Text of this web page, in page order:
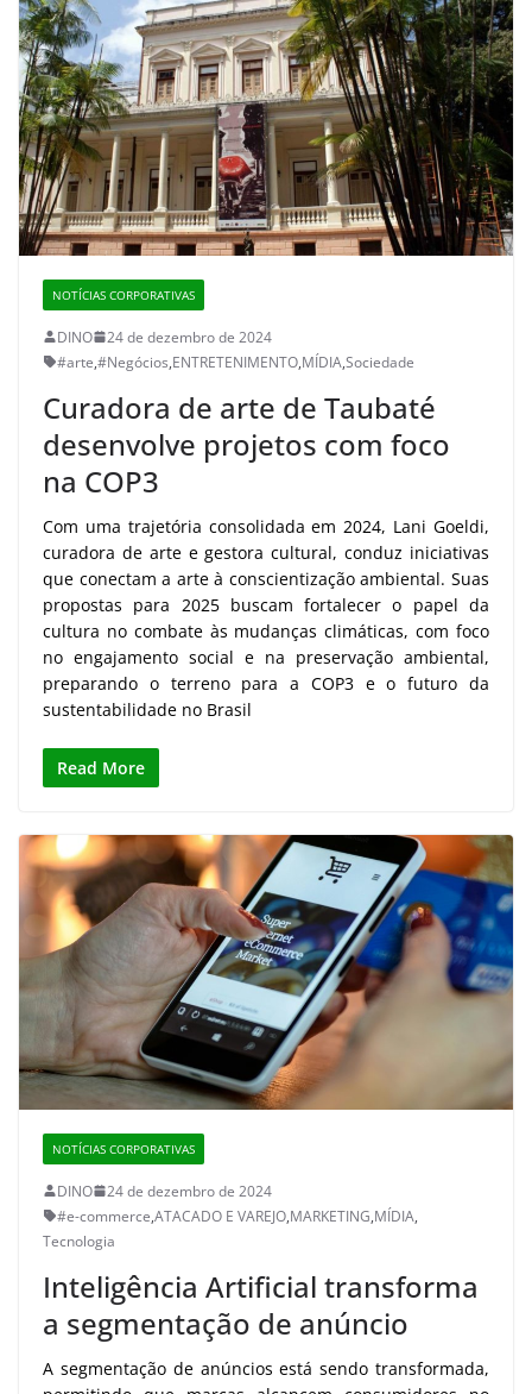
NOTÍCIAS CORPORATIVAS
DINO
24 de dezembro de 2024
#arte,#Negócios,ENTRETENIMENTO,MÍDIA,Sociedade
Curadora de arte de Taubaté
desenvolve projetos com foco
na COP3
Com uma trajetória consolidada em 2024, Lani Goeldi,
curadora de arte e gestora cultural, conduz iniciativas
que conectam a arte à conscientização ambiental. Suas
propostas para 2025 buscam fortalecer o papel da
cultura no combate às mudanças climáticas, com foco
no engajamento social e na preservação ambiental,
preparando o terreno para a COP3 e o futuro da
sustentabilidade no Brasil
Read More
NOTÍCIAS CORPORATIVAS
DINO
24 de dezembro de 2024
#e-commerce,ATACADO E VAREJO,MARKETING,MÍDIA,
Tecnologia
Inteligência Artificial transforma
a segmentação de anúncio
A segmentação de anúncios está sendo transformada,